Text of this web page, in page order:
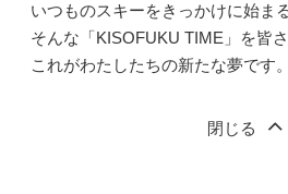
いつものスキーをきっかけに始ま
そんな「KISOFUKU TIME」を皆
これがわたしたちの新たな夢です。
閉じる